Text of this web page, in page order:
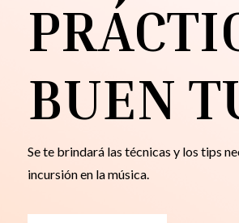
BUEN
Se te brindará las técnicas y los tips
incursión en la música.